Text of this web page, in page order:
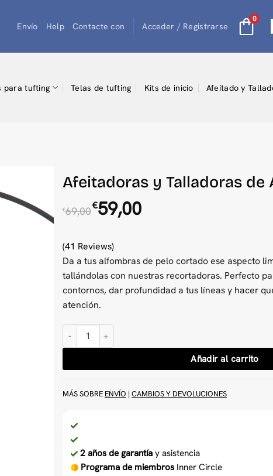
Envío Help Contacte con Acceder / Registrarse
0
para tufting Telas de tufting Kits de inicio Afeitado y
Afeitadoras y Talladoras de
€69,00
El
precio
era:
€69,00.
€59,00
El
precio
es:
€59,00.
(41 Reviews)
Da a tus alfombras de pelo cortado ese aspecto
tallándolas con nuestras recortadoras. Perfecto
contornos, dar profundidad a tus líneas y hacer
atención.
Afeitadoras y Talladoras de Alfombras cantidad
Añadir al carrito
MÁS SOBRE ENVÍO | CAMBIOS Y DEVOLUCIONES
2 años de garantía y asistencia
Programa de miembros Inner Circle